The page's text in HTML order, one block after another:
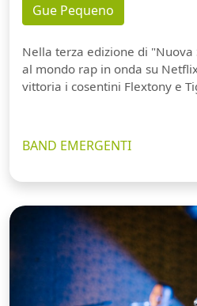
Gue Pequeno
Nella terza edizione di
al mondo rap in onda su
vittoria i cosentini Flextony e
BAND EMERGENTI